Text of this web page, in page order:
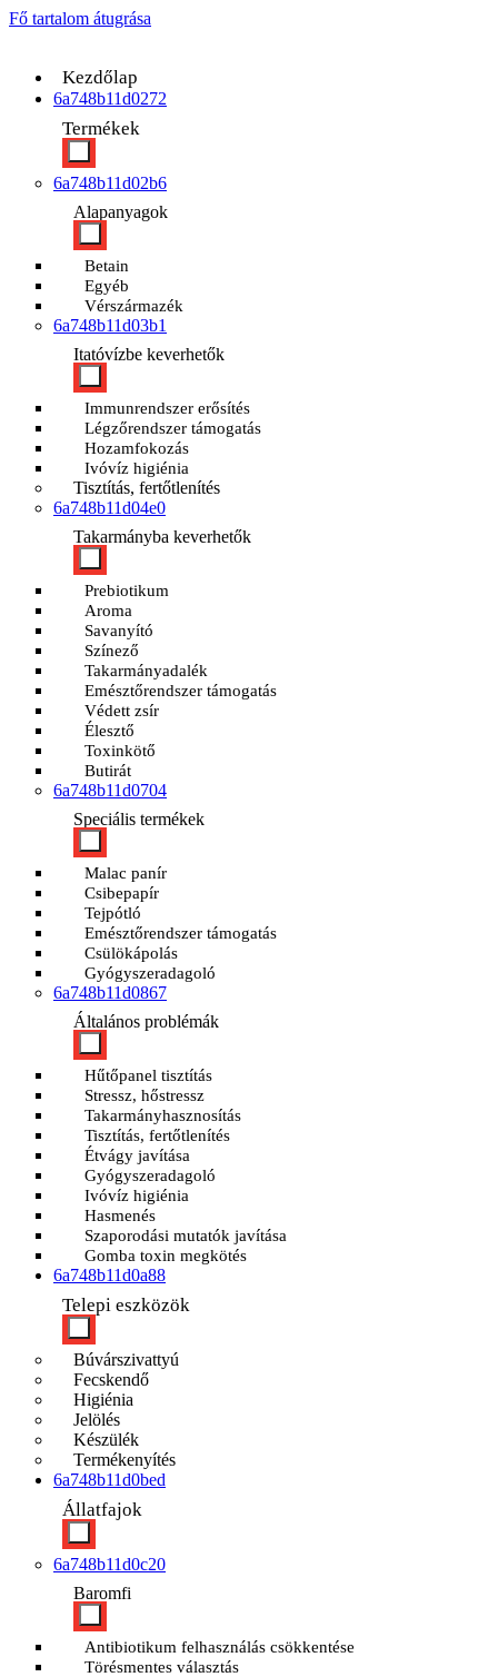
Fő tartalom átugrása
Kezdőlap
6a748b11d0272
Termékek
6a748b11d02b6
Alapanyagok
Betain
Egyéb
Vérszármazék
6a748b11d03b1
Itatóvízbe keverhetők
Immunrendszer erősítés
Légzőrendszer támogatás
Hozamfokozás
Ivóvíz higiénia
Tisztítás, fertőtlenítés
6a748b11d04e0
Takarmányba keverhetők
Prebiotikum
Aroma
Savanyító
Színező
Takarmányadalék
Emésztőrendszer támogatás
Védett zsír
Élesztő
Toxinkötő
Butirát
6a748b11d0704
Speciális termékek
Malac panír
Csibepapír
Tejpótló
Emésztőrendszer támogatás
Csülökápolás
Gyógyszeradagoló
6a748b11d0867
Általános problémák
Hűtőpanel tisztítás
Stressz, hőstressz
Takarmányhasznosítás
Tisztítás, fertőtlenítés
Étvágy javítása
Gyógyszeradagoló
Ivóvíz higiénia
Hasmenés
Szaporodási mutatók javítása
Gomba toxin megkötés
6a748b11d0a88
Telepi eszközök
Búvárszivattyú
Fecskendő
Higiénia
Jelölés
Készülék
Termékenyítés
6a748b11d0bed
Állatfajok
6a748b11d0c20
Baromfi
Antibiotikum felhasználás csökkentése
Törésmentes választás